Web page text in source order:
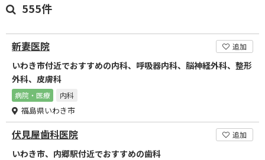
555件
新妻医院 追加
いわき市付近でおすすめの内科、呼吸器内科、脳神経外科、整形
外科、皮膚科
病院・医療 内科
福島県いわき市
伏見屋歯科医院 追加
いわき市、内郷駅付近でおすすめの歯科